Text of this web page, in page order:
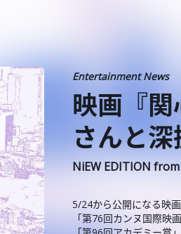
Entertainment News
映画『
さんと
NiEW EDITION from
5/24から公開になる映
「第76回カンヌ国際映